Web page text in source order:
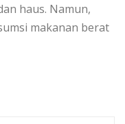
haus. Namun,
makanan berat